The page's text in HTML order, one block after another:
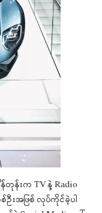
တုန်းက TV နဲ့ Radio
စ်ဦးအဖြစ် လုပ်ကိုင်ခဲ့ပါ